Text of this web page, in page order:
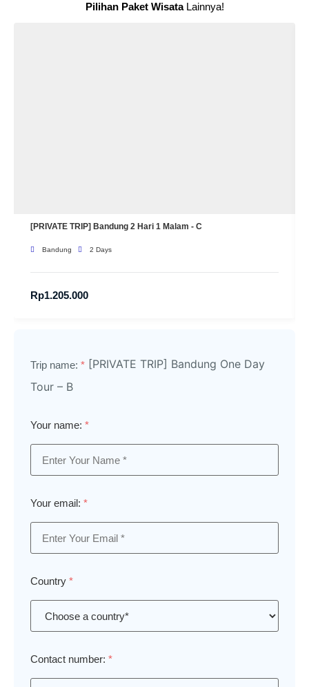
Pilihan Paket Wisata Lainnya!
[PRIVATE TRIP] Bandung 2 Hari 1 Malam - C
Bandung 2 Days
Rp1.205.000
Trip name: * [PRIVATE TRIP] Bandung One Day
Tour – B
Your name: *
Your email: *
Country *
Contact number: *